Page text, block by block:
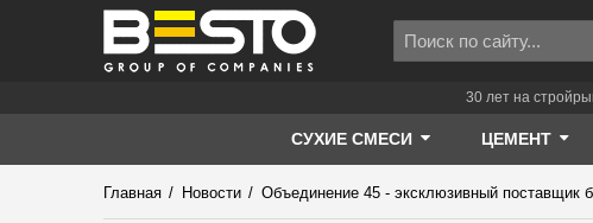
30 лет на
СУХИЕ СМЕСИ ЦЕМЕНТ
Главная / Новости / Объединение 45 - эксклюзивный поставщик